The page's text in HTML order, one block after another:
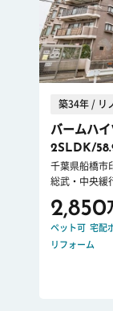
築34年 / リ
バームハ
2SLDK/
千葉県船橋市
総武・中央緩
2,850
ペット可 宅配
リフォーム